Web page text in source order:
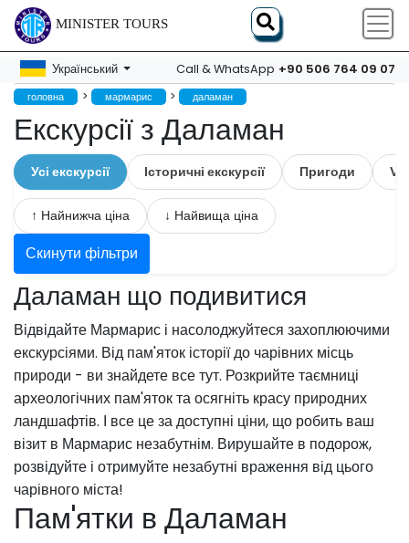
MINISTER TOURS
Український Call & WhatsApp +90 506 764 09 07
головна > мармарис > даламан
Екскурсії з Даламан
Усі екскурсії Історичні екскурсії Пригоди
↑ Найнижча ціна ↓ Найвища ціна
Скинути фільтри
Даламан що подивитися
Відвідайте Мармарис і насолоджуйтеся захоплюючими
екскурсіями. Від пам'яток історії до чарівних місць
природи - ви знайдете все тут. Розкрийте таємниці
археологічних пам'яток та осягніть красу природних
ландшафтів. І все це за доступні ціни, що робить ваш
візит в Мармарис незабутнім. Вирушайте в подорож,
розвідуйте і отримуйте незабутні враження від цього
чарівного міста!
Пам'ятки в Даламан